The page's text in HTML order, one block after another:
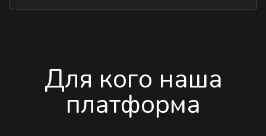
Для кого наша
платформа